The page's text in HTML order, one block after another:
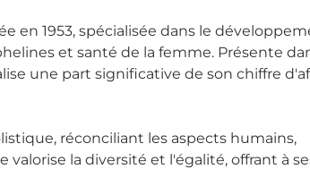
en 1953, spécialisée dans le
et santé de la femme. Présente
une part significative de son chiffre
réconciliant les aspects humains,
la diversité et l'égalité, offrant à